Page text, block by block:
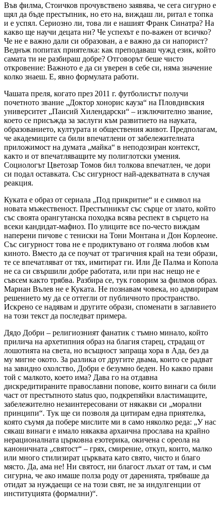
Във филма, Стоичков прочувствено заявява, че сега сигурно е
щял да бъде престъпник, но ето на, виждаш ли, ритал е топка
и е успял. Сериозно ли, това ли е нашият Франк Синатра? На
какво ще научи децата ни? Че успехът е по-важен от всичко?
Че не е важно дали си образован, а е важно да си напорист?
Веднъж попитах приятелка: как преподаваш чужд език, който
самата ти не разбираш добре? Отговорът беше чисто
откровение: Важното е да си уверен в себе си, няма значение
колко знаеш. Е, явно формулата работи.
Чашата преля, когато през 2011 г. футболистът получи
почетното звание „Доктор хонорис кауза“ на Пловдивския
университет „Паисий Хилендарски“ – изключително звание,
което се присъжда за заслуги към развитието на науката,
образованието, културата и обществения живот. Предполагам,
че академиците са били впечатлени от забележителната
приложимост на думата „майка“ в неподозиран контекст,
както и от впечатляващите му полиглотски умения.
Социологът Цветозар Томов бил толкова впечатлен, че дори
си подал оставката. Със сигурност най-адекватната в случая
реакция.
Куката е образ от сериала „Под прикритие“ и е символ на
новата мъжественост. Престъпникът със сърце от злато, който
със своята орангутанска походка всява респект в сърцето на
всеки кандидат-мафиоз. По улиците все по-често виждам
наперени пичове с тениски на Тони Монтана и Дон Корлеоне.
Със сигурност това не е продиктувано от голяма любов към
киното. Вместо да се поучат от трагичния край на тези образи,
те се впечатляват от тях, имитират ги. Или Де Палма и Копола
не са си свършили добре работата, или при нас нещо не е
съвсем както трябва. Разбира се, тук говорим за филмов образ.
Мариан Вълев не е Куката. Не познавам човека, но адмирирам
решението му да се оттегли от публичното пространство.
Искрено се надявам и другите образи, споменати в заглавието
на този текст да последват примера.
Дядо Добри – религиозният фанатик с тъмно минало, който
прилича на архетипния образ на благия старец, страдащ от
лошотията на света, но всъщност запраща хора в Ада, без да
му мигне окото. За разлика от другите двама, които се радват
на завидно охолство, Добри е безумно беден. Но какво прави
той с малкото, което има? Дава го на отдавна
дискредитираните православни попове, които винаги са били
част от престъпното status quo, подкрепяйки властимащите,
забележително незаинтересовани от някакви си „морални
принципи“. Тук ще си позволя да цитирам една приятелка,
която съумя да побере мислите ми в само няколко реда: „У нас
сякаш винаги е имало някаква архаична прослава на крайно
нерационалната църковна езотерика, окичена с ореола на
каноничната „святост“ – грях, смирение, откуп, които, малко
или много стилизират църквата като свято, чисто и благо
място. Да, ама не! Ни святост, ни благост лъхат от там, и съм
сигурна, че ако имаше полза роду от даренията, трябваше да
отидат за нуждаещи се на този свят, не за индулгенции от
институцията (формални)“.